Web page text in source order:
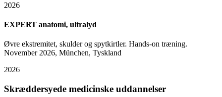
2026
EXPERT anatomi, ultralyd
Øvre ekstremitet, skulder og spytkirtler. Hands-on træning.
November 2026, München, Tyskland
2026
Skræddersyede medicinske uddannelser